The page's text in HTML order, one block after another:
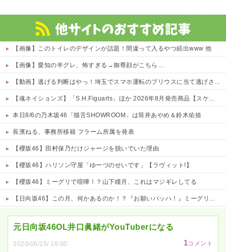
【画像】このトイレのデザインが話題！間違って入るやつ続出www 他
【画像】愛知の半グレ、怖すぎる→御尊顔がこちら…
【動画】逃げる判断はやっ！埼玉でスマホ運転のプリウスに当て逃げされる車載。
【魂ネイションズ】「S.H.Figuarts」ほか 2026年8月発売商品【スケジュール公開】
本日8/6の乃木坂46「猫舌SHOWROOM」は筒井あやめ＆鈴木佑捺
長濱ねる、事務所移籍 フラーム所属を発表
【櫻坂46】田村保乃だけジャージを脱いでいた理由
【櫻坂46】ハリソン守屋「ゆーづのせいです」【ラヴィット!】
【櫻坂46】ミーグリで喧嘩！？山下瞳月、これはマジギレしてる
【日向坂46】この月、何かあるのか！？『お願いバッハ！』ミーグリ日程がこちら
元日向坂46OL井口眞緒がYouTuberになる
2020/06/15/ 18:00 1コメント